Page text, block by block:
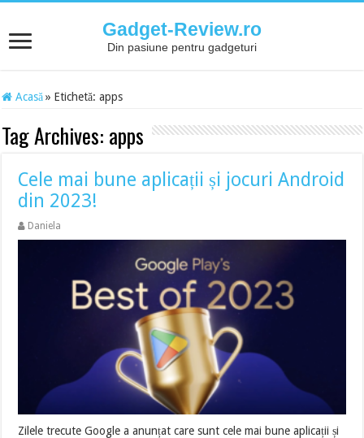
Gadget-Review.ro
Din pasiune pentru gadgeturi
Acasă » Etichetă:apps
Tag Archives: apps
Cele mai bune aplicații și jocuri Android
din 2023!
Daniela
Zilele trecute Google a anunțat care sunt cele mai bune aplicații și